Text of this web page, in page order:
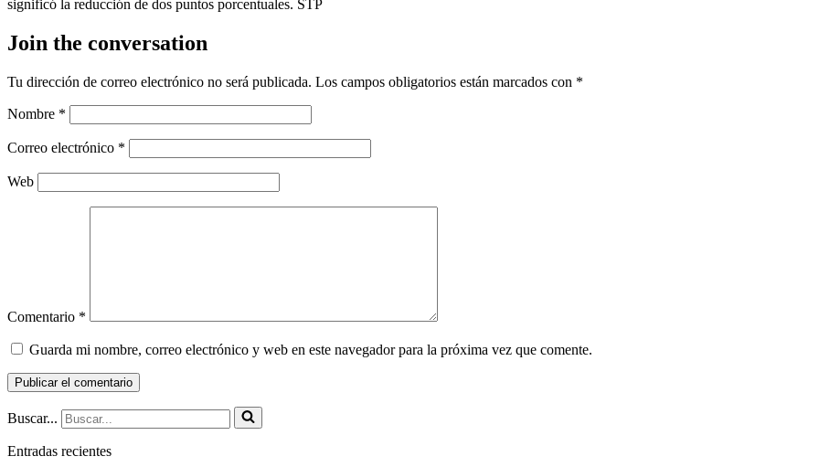
significó la reducción de dos puntos porcentuales. STP
Join the conversation
Tu dirección de correo electrónico no será publicada. Los campos obligatorios están marcados con *
Nombre *
Correo electrónico *
Web
Comentario *
Guarda mi nombre, correo electrónico y web en este navegador para la próxima vez que comente.
Buscar...
Entradas recientes